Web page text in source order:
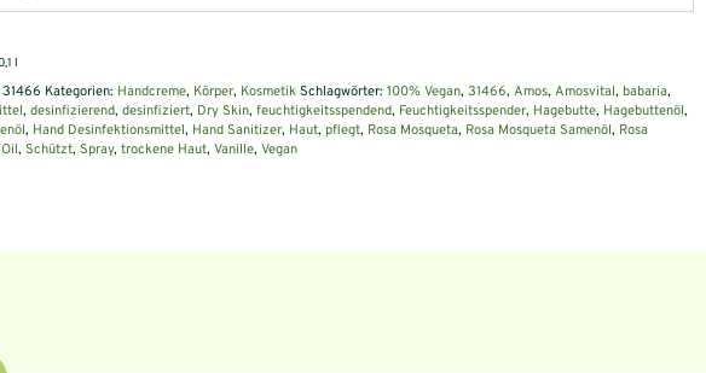
l
31466 Kategorien: Handcreme, Körper, Kosmetik Schlagwörter: 100% Vegan, 31466, Amos, Amosvital, babaria,
, desinfizierend, desinfiziert, Dry Skin, feuchtigkeitsspendend, Feuchtigkeitsspender, Hagebutte, Hagebuttenöl,
, Hand Desinfektionsmittel, Hand Sanitizer, Haut, pflegt, Rosa Mosqueta, Rosa Mosqueta Samenöl, Rosa
, Schützt, Spray, trockene Haut, Vanille, Vegan